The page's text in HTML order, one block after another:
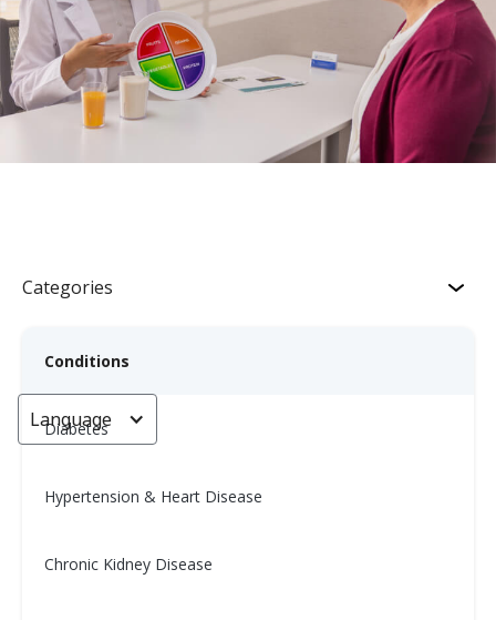
Categories
Conditions
Diabetes
Hypertension & Heart Disease
Chronic Kidney Disease
Language
非处方感冒和流感药物：哪种最安